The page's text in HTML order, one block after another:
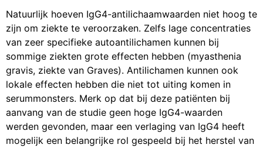
Natuurlijk hoeven IgG4-antilichaamwaarden niet hoog te
zijn om ziekte te veroorzaken. Zelfs lage concentraties
van zeer specifieke autoantilichamen kunnen bij
sommige ziekten grote effecten hebben (myasthenia
gravis, ziekte van Graves). Antilichamen kunnen ook
lokale effecten hebben die niet tot uiting komen in
serummonsters. Merk op dat bij deze patiënten bij
aanvang van de studie geen hoge IgG4-waarden
werden gevonden, maar een verlaging van IgG4 heeft
mogelijk een belangrijke rol gespeeld bij het herstel van